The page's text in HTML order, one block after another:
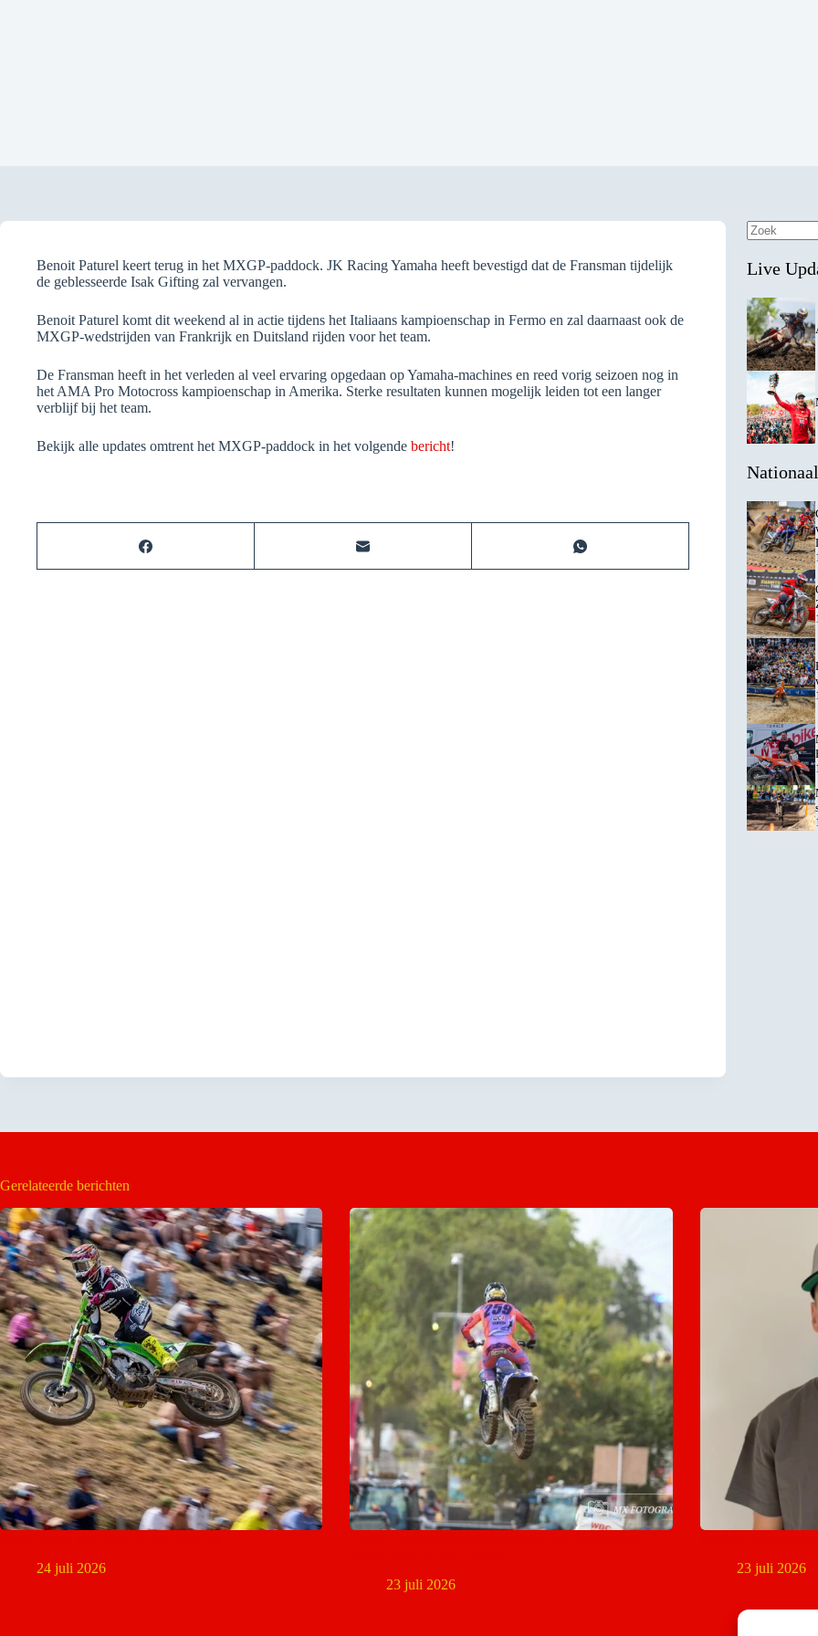
Benoit Paturel keert terug in het MXGP-paddock. JK Racing Yamaha heeft bevestigd dat de Fransman tijdelijk
de geblesseerde Isak Gifting zal vervangen.
Benoit Paturel komt dit weekend al in actie tijdens het Italiaans kampioenschap in Fermo en zal daarnaast ook de
MXGP-wedstrijden van Frankrijk en Duitsland rijden voor het team.
De Fransman heeft in het verleden al veel ervaring opgedaan op Yamaha-machines en reed vorig seizoen nog in
het AMA Pro Motocross kampioenschap in Amerika. Sterke resultaten kunnen mogelijk leiden tot een langer
verblijf bij het team.
Bekijk alle updates omtrent het MXGP-paddock in het volgende bericht!
resultaten
Live
Gerelateerde berichten
24 juli 2026
23 juli 2026
23 juli 2026